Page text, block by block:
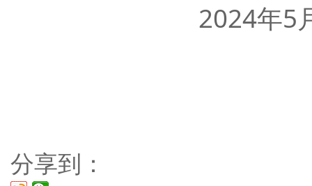
2024年5月
分享到：